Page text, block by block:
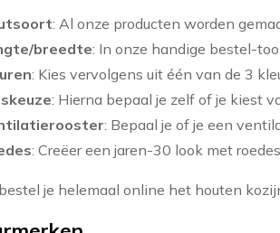
: Al onze producten worden
breedte: In onze handige bestel-
: Kies vervolgens uit één van de 3
: Hierna bepaal je zelf of je kiest
: Bepaal je of je een
: Creëer een jaren-30 look met
je helemaal online het houten